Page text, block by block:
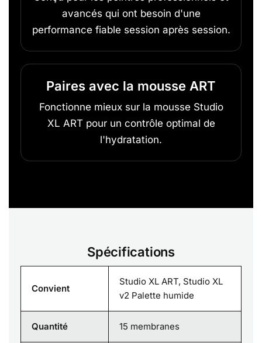
avancés qui ont besoin d'une
performance fiable session après session.
Paires avec la mousse ART
Fonctionne mieux sur la mousse Studio
XL ART pour un contrôle optimal de
l'hydratation.
Spécifications
Convient
Studio XL ART, Studio XL
v2 Palette humide
Quantité 15 membranes